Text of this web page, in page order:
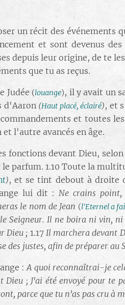
un récit des événements
et sont devenus
depuis leur origine, de te
que tu as reçus.
Judée (louange), il y avait un
d'Aaron (Haut placé, éclairé), et
et toutes
l'autre avancés en âge.
fonctions devant Dieu,
parfum. 1.10 Toute la
), et se tint debout à droite
lui dit :Ne crains point,
le nom de Jean (l'Eternel a
Seigneur. Il ne boira ni vin,
Dieu ; 1.17 Il marchera devant
des justes, afin de préparer au
:A quoi reconnaîtrai-je
Dieu ; J'ai été envoyé pour te
parce que tu n'as pas cru à